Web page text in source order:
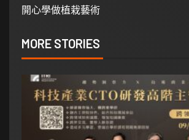
開心學做植栽藝術
MORE STORIES